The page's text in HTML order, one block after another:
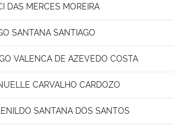
DAS MERCES MOREIRA
SANTANA SANTIAGO
VALENCA DE AZEVEDO COSTA
CARVALHO CARDOZO
SANTANA DOS SANTOS